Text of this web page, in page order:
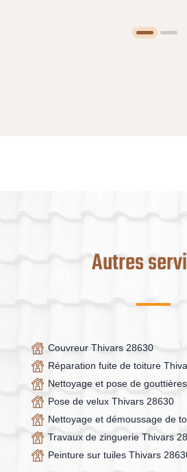
Autres
Couvreur Thivars 28630
Réparation fuite de toiture
Nettoyage et pose de
Pose de velux Thivars 28630
Nettoyage et démoussage de
Travaux de zinguerie Thivars
Peinture sur tuiles Thivars